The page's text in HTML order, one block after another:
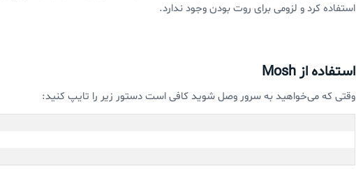
استفاده کرد و لزومی برای روت بودن وجود ندارد.
استفاده از Mosh
وقتی که می‌خواهید به سرور وصل شوید کافی است دستور زیر را تایپ کنید: